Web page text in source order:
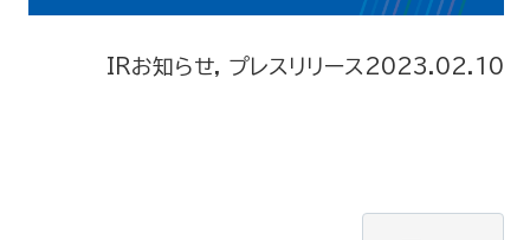
IRお知らせ, プレスリリース 2023.02.10